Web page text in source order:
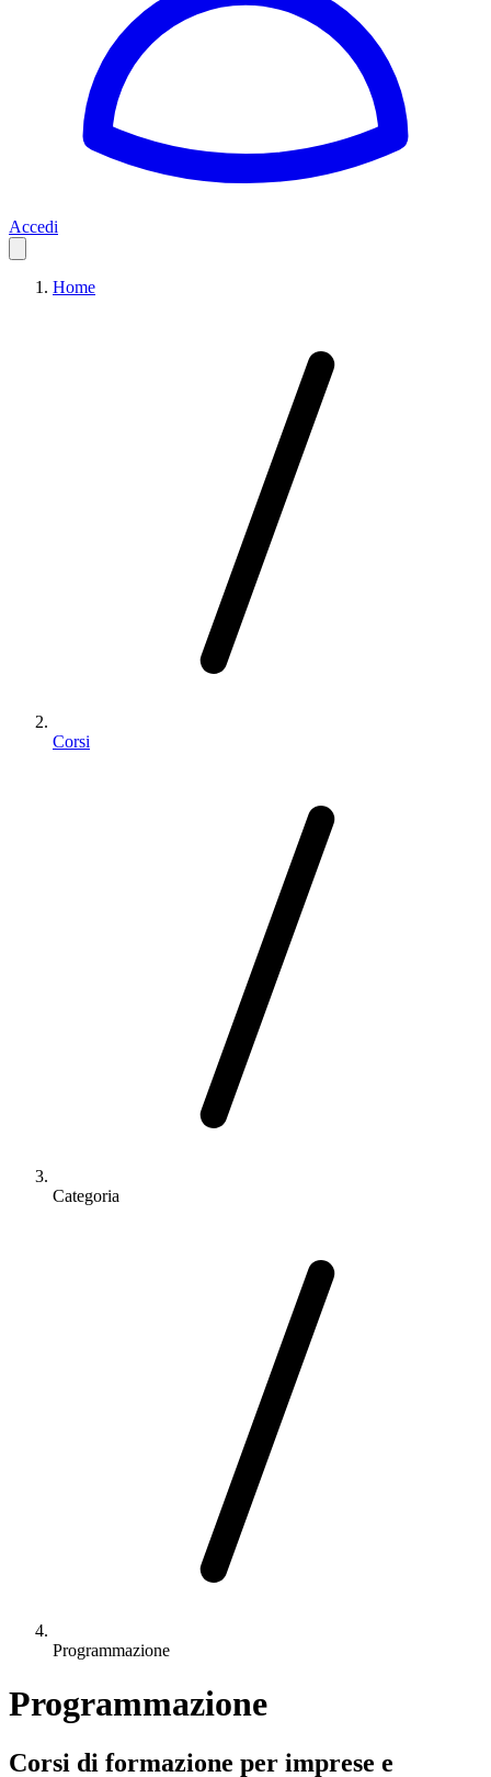
Accedi
Home
Corsi
Categoria
Programmazione
Programmazione
Corsi di formazione per imprese e